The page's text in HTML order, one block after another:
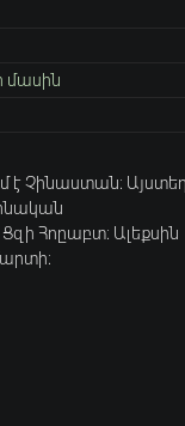
մասին
է Չինաստան։ Այստեղ
Հոըաբտ։ Ալեքսին